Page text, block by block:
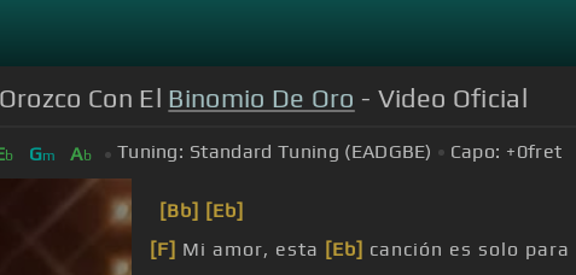
Con El Binomio De Oro - Video Oficial
b Gm Ab Tuning: Standard Tuning (EADGBE) Capo: +0fret
[Bb] [Eb]
[F] Mi amor, esta [Eb] canción es solo para